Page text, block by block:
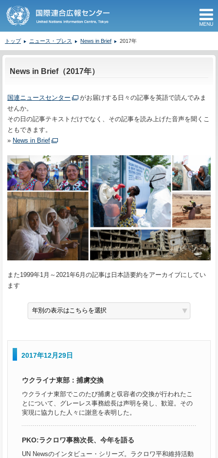
トップ ニュース・プレス News in Brief 2017年
News in Brief（2017年）
国連ニュースセンター
がお届けする日々の記事を英語で読んでみま
せんか。
その日の記事テキストだけでなく、その記事を読み上げた音声を聞くこ
ともできます。
» News in Brief
また1999年1月～2021年6月の記事は日本語要約をアーカイブにしてい
ます
2017年12月29日
ウクライナ東部：捕虜交換
ウクライナ東部でこのたび捕虜と収容者の交換が行われたこ
とについて、グレーレス事務総長は声明を発し、歓迎。その
実現に協力した人々に謝意を表明した。
PKO:ラクロワ事務次長、今年を語る
UN Newsのインタビュー・シリーズ。ラクロワ平和維持活動